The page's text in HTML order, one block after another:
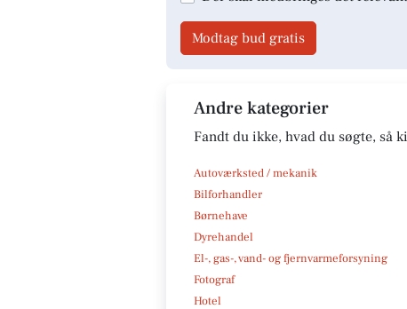
Modtag bud gratis
Andre kategorier
Fandt du ikke, hvad du søgte, så
Autoværksted / mekanik
Bilforhandler
Børnehave
Dyrehandel
El-, gas-, vand- og fjernvarmeforsyning
Fotograf
Hotel